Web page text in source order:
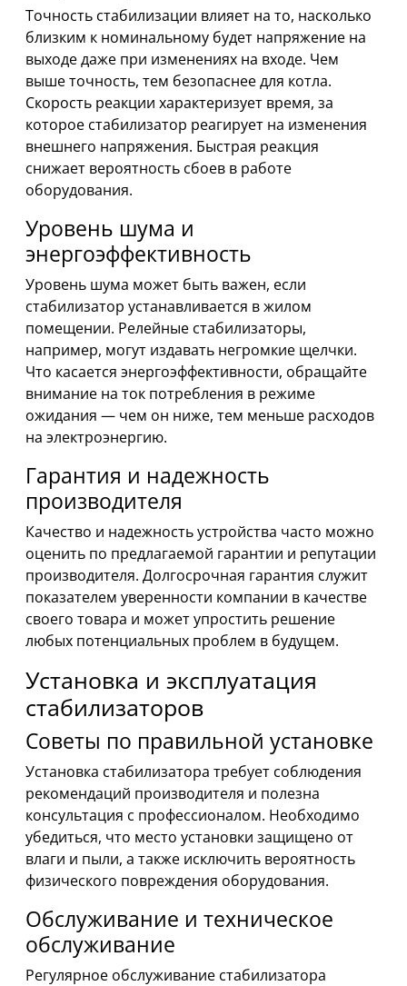
Точность стабилизации влияет на то, насколько
близким к номинальному будет напряжение на
выходе даже при изменениях на входе. Чем
выше точность, тем безопаснее для котла.
Скорость реакции характеризует время, за
которое стабилизатор реагирует на изменения
внешнего напряжения. Быстрая реакция
снижает вероятность сбоев в работе
оборудования.
Уровень шума и
энергоэффективность
Уровень шума может быть важен, если
стабилизатор устанавливается в жилом
помещении. Релейные стабилизаторы,
например, могут издавать негромкие щелчки.
Что касается энергоэффективности, обращайте
внимание на ток потребления в режиме
ожидания — чем он ниже, тем меньше расходов
на электроэнергию.
Гарантия и надежность
производителя
Качество и надежность устройства часто можно
оценить по предлагаемой гарантии и репутации
производителя. Долгосрочная гарантия служит
показателем уверенности компании в качестве
своего товара и может упростить решение
любых потенциальных проблем в будущем.
Установка и эксплуатация
стабилизаторов
Советы по правильной установке
Установка стабилизатора требует соблюдения
рекомендаций производителя и полезна
консультация с профессионалом. Необходимо
убедиться, что место установки защищено от
влаги и пыли, а также исключить вероятность
физического повреждения оборудования.
Обслуживание и техническое
обслуживание
Регулярное обслуживание стабилизатора